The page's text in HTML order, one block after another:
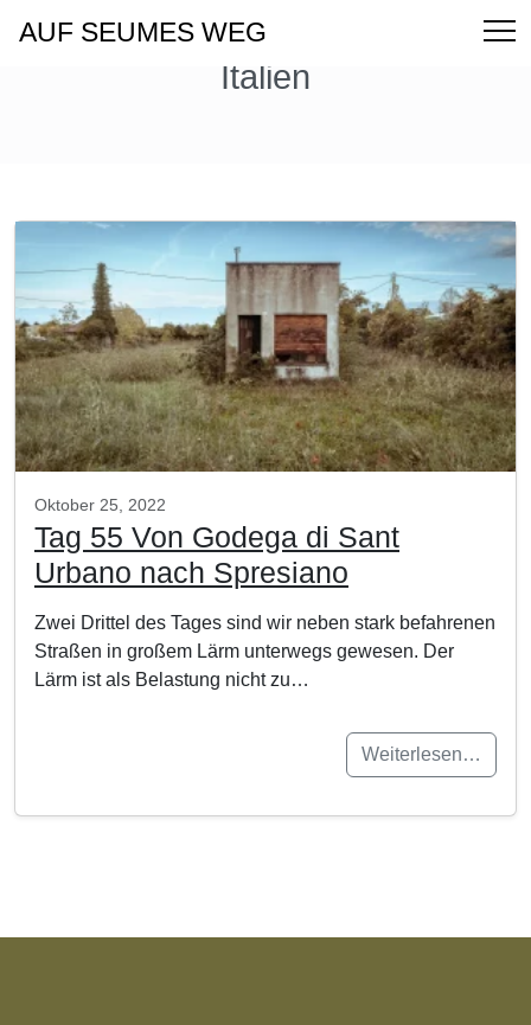
AUF SEUMES WEG
Italien
Oktober 25, 2022
Tag 55 Von Godega di Sant
Urbano nach Spresiano
Zwei Drittel des Tages sind wir neben stark befahrenen
Straßen in großem Lärm unterwegs gewesen. Der
Lärm ist als Belastung nicht zu…
Weiterlesen…